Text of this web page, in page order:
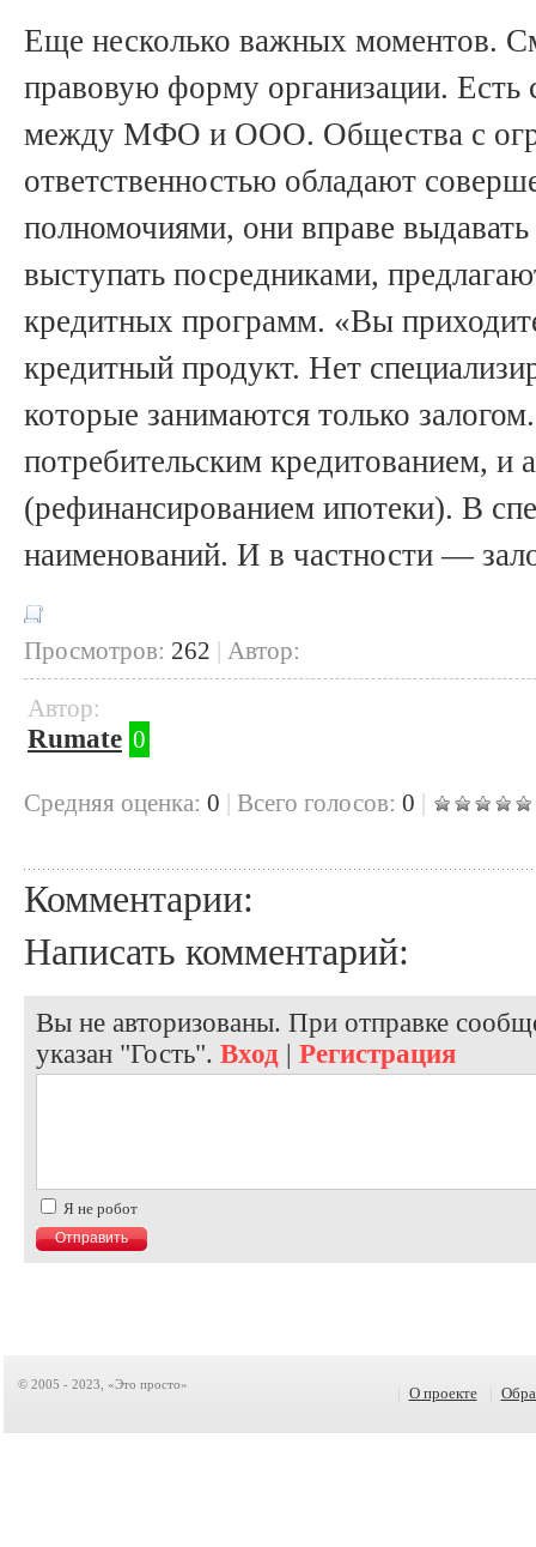
Еще несколько важных моментов.
правовую форму организации. Есть
между МФО и ООО. Общества с
ответственностью обладают
полномочиями, они вправе
выступать посредниками,
кредитных программ. «Вы
кредитный продукт. Нет
которые занимаются только
потребительским кредитованием, и
(рефинансированием ипотеки). В
наименований. И в частности —
Просмотров: 262 | Автор:
Автор:
Rumate 0
Cредняя оценка: 0 | Всего голосов: 0 |
Комментарии:
Написать комментарий:
Вы не авторизованы. При отправке
указан "Гость". Вход | Регистрация
Я не робот
© 2005 - 2023, «Это просто» О проекте